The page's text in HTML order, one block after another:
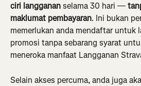
ciri langganan selama 30 hari —
maklumat pembayaran. Ini bukan
memerlukan anda mendaftar untuk
promosi tanpa sebarang syarat
meneroka manfaat Langganan
Selain akses percuma, anda juga